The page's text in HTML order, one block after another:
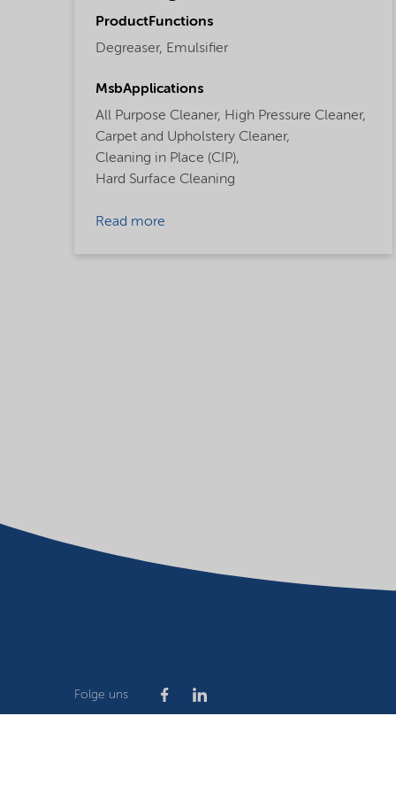
ProductFunctions
Degreaser, Emulsifier
MsbApplications
All Purpose Cleaner, High Pressure Cleaner,
Carpet and Upholstery Cleaner,
Cleaning in Place (CIP),
Hard Surface Cleaning
Read more
Folge uns